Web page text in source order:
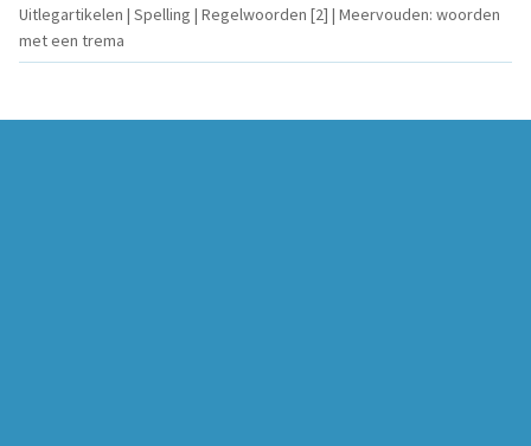
Uitlegartikelen | Spelling | Regelwoorden [2] | Meervouden: woorden
met een trema